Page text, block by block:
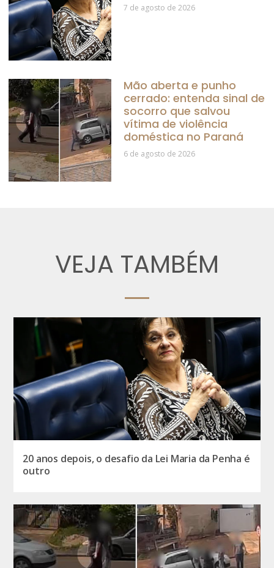
7 de agosto de 2026
Mão aberta e punho
cerrado: entenda sinal de
socorro que salvou
vítima de violência
doméstica no Paraná
6 de agosto de 2026
VEJA TAMBÉM
20 anos depois, o desafio da Lei Maria da Penha é
outro